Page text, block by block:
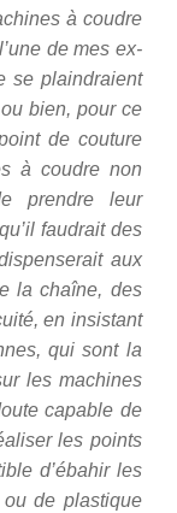
à coudre
de mes ex-
se plaindraient
bien, pour ce
de couture
à coudre non
prendre leur
faudrait des
aux
la chaîne, des
en insistant
qui sont la
les machines
capable de
les points
d’ébahir les
de plastique